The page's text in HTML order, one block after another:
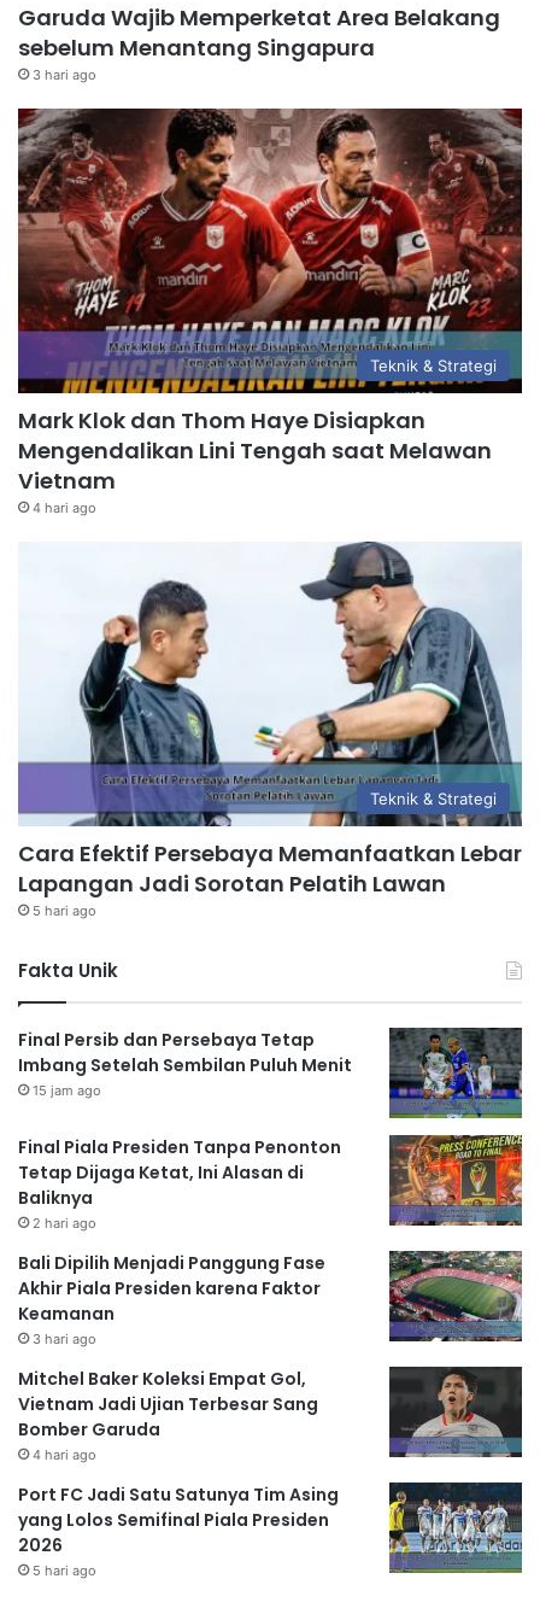
Garuda Wajib Memperketat Area Belakang
sebelum Menantang Singapura
3 hari ago
Teknik & Strategi
Mark Klok dan Thom Haye Disiapkan
Mengendalikan Lini Tengah saat Melawan
Vietnam
4 hari ago
Teknik & Strategi
Cara Efektif Persebaya Memanfaatkan Lebar
Lapangan Jadi Sorotan Pelatih Lawan
5 hari ago
Fakta Unik
Final Persib dan Persebaya Tetap
Imbang Setelah Sembilan Puluh Menit
15 jam ago
Final Piala Presiden Tanpa Penonton
Tetap Dijaga Ketat, Ini Alasan di
Baliknya
2 hari ago
Bali Dipilih Menjadi Panggung Fase
Akhir Piala Presiden karena Faktor
Keamanan
3 hari ago
Mitchel Baker Koleksi Empat Gol,
Vietnam Jadi Ujian Terbesar Sang
Bomber Garuda
4 hari ago
Port FC Jadi Satu Satunya Tim Asing
yang Lolos Semifinal Piala Presiden
2026
5 hari ago